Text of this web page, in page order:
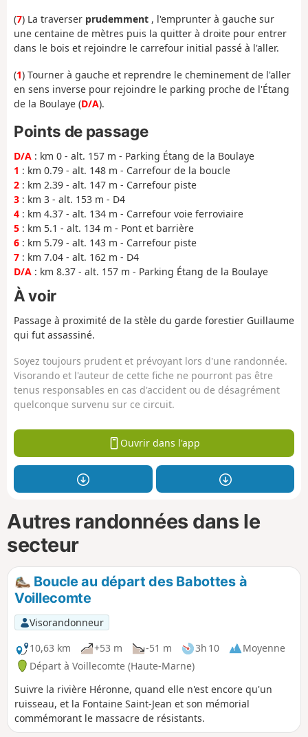
(7) La traverser prudemment , l'emprunter à gauche sur
une centaine de mètres puis la quitter à droite pour entrer
dans le bois et rejoindre le carrefour initial passé à l'aller.
(1) Tourner à gauche et reprendre le cheminement de l'aller
en sens inverse pour rejoindre le parking proche de l'Étang
de la Boulaye (D/A).
Points de passage
D/A : km 0 - alt. 157 m - Parking Étang de la Boulaye
1 : km 0.79 - alt. 148 m - Carrefour de la boucle
2 : km 2.39 - alt. 147 m - Carrefour piste
3 : km 3 - alt. 153 m - D4
4 : km 4.37 - alt. 134 m - Carrefour voie ferroviaire
5 : km 5.1 - alt. 134 m - Pont et barrière
6 : km 5.79 - alt. 143 m - Carrefour piste
7 : km 7.04 - alt. 162 m - D4
D/A : km 8.37 - alt. 157 m - Parking Étang de la Boulaye
À voir
Passage à proximité de la stèle du garde forestier Guillaume
qui fut assassiné.
Soyez toujours prudent et prévoyant lors d'une randonnée.
Visorando et l'auteur de cette fiche ne pourront pas être
tenus responsables en cas d'accident ou de désagrément
quelconque survenu sur ce circuit.
Ouvrir dans l'app
Autres randonnées dans le
secteur
Boucle au départ des Babottes à
Voillecomte
Visorandonneur
10,63 km
+53 m -51 m 3h 10
Moyenne
Départ à Voillecomte (Haute-Marne)
Suivre la rivière Héronne, quand elle n'est encore qu'un
ruisseau, et la Fontaine Saint-Jean et son mémorial
commémorant le massacre de résistants.